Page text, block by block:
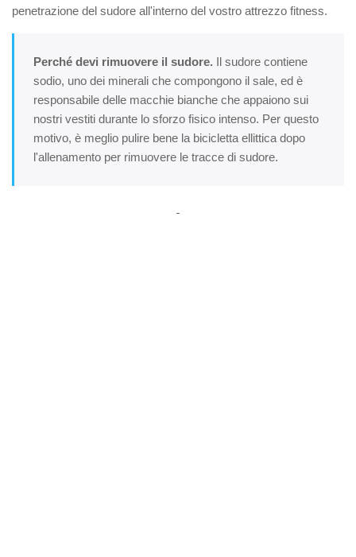
penetrazione del sudore all'interno del vostro attrezzo fitness.
Perché devi rimuovere il sudore. Il sudore contiene
sodio, uno dei minerali che compongono il sale, ed è
responsabile delle macchie bianche che appaiono sui
nostri vestiti durante lo sforzo fisico intenso. Per questo
motivo, è meglio pulire bene la bicicletta ellittica dopo
l'allenamento per rimuovere le tracce di sudore.